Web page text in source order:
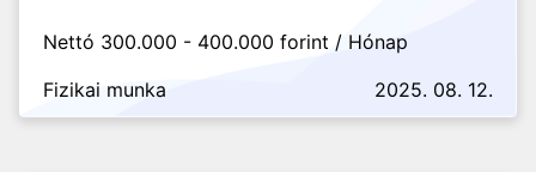
Nettó 300.000 - 400.000 forint / Hónap
Fizikai munka
2025. 08. 12.